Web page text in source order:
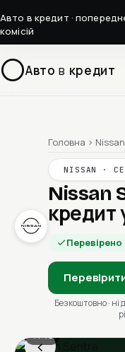
Авто в кредит ·
комісій
Авто в кредит
Головна › Nissan
NISSAN ·
Nissan
кредит
Перевірено
Безкоштовно · ні
‹
1 / 13